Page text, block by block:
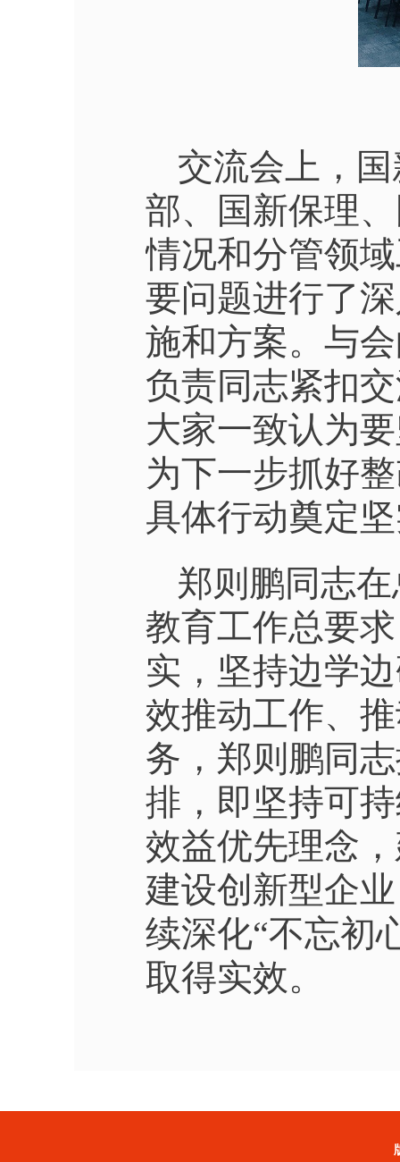
交流会上，
部、国新保理
情况和分管领
要问题进行了
施和方案。与
负责同志紧扣
大家一致认为
为下一步抓好
具体行动奠定
郑则鹏同志
教育工作总要
实，坚持边学
效推动工作、
务，郑则鹏同
排，即坚持可
效益优先理念
建设创新型企
续深化“不忘初
取得实效。